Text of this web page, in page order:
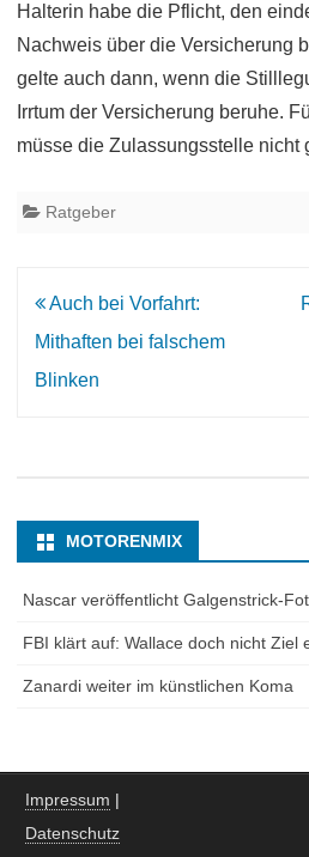
Halterin habe die Pflicht, den
Nachweis über die Versicherung
gelte auch dann, wenn die
Irrtum der Versicherung beruhe.
müsse die Zulassungsstelle nicht
Ratgeber
Beitrags-
Navigation
Auch bei Vorfahrt:
Mithaften bei falschem
Blinken
MOTORENMIX
Nascar veröffentlicht Galgenstrick-
FBI klärt auf: Wallace doch nicht Ziel
Zanardi weiter im künstlichen Koma
Impressum |
Datenschutz